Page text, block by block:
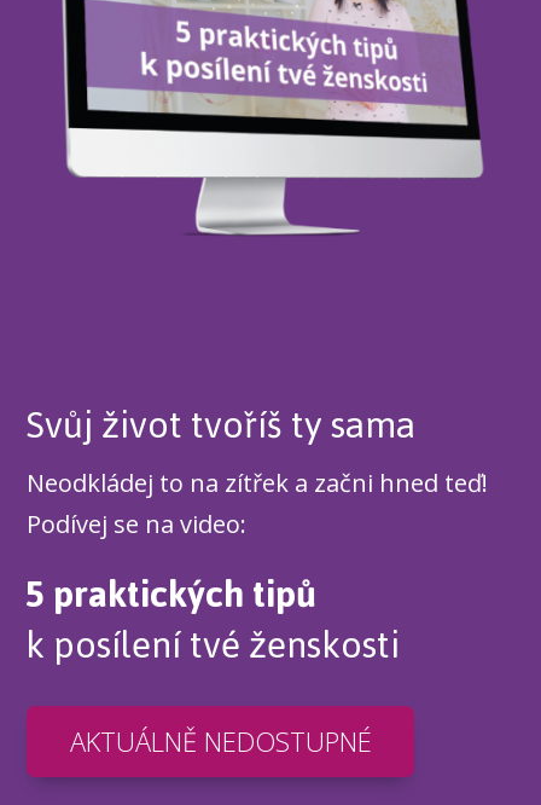
Svůj život tvoříš ty sama
Neodkládej to na zítřek a začni hned teď!
Podívej se na video:
5 praktických tipů
k posílení tvé ženskosti
AKTUÁLNĚ NEDOSTUPNÉ